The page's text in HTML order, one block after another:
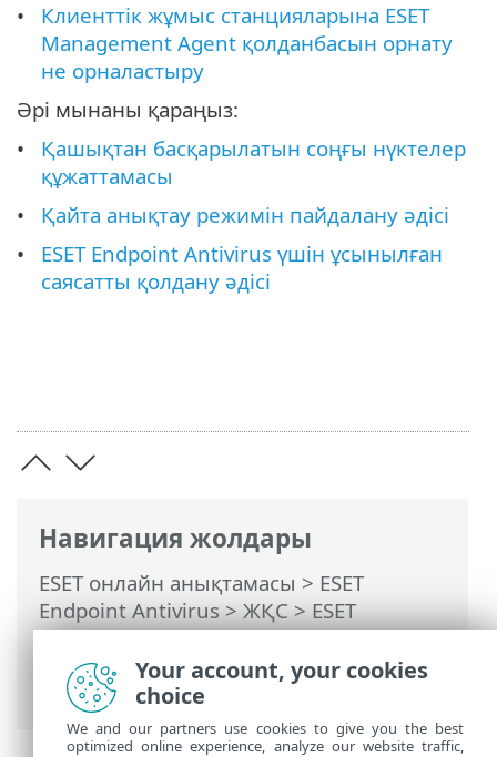
Навигация жолдары
ESET онлайн анықтамасы > ESET
Endpoint Antivirus>ЖҚС> ESET
Endpoint Antivirus бағдарламасын ESET
PROTECT On-Prem бағдарламасына қосу
әдісі
Клиенттік жұмыс станцияларына ESET
Management Agent қолданбасын орнату
не орналастыру
Әрі мынаны қараңыз:
Қашықтан басқарылатын соңғы нүктелер
құжаттамасы
Қайта анықтау режимін пайдалану әдісі
ESET Endpoint Antivirus үшін ұсынылған
саясатты қолдану әдісі
Your account, your cookies
choice
We and our partners use cookies to give you the best
optimized online experience, analyze our website traffic,